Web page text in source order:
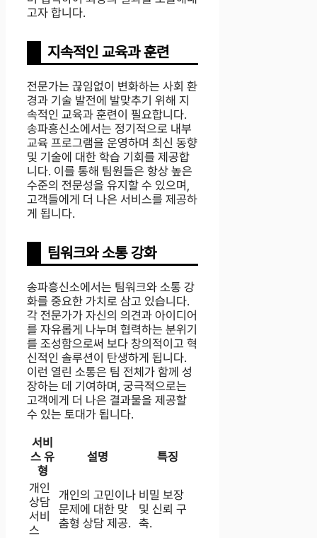
고자 합니다.
지속적인 교육과 훈련
전문가는 끊임없이 변화하는 사회 환
경과 기술 발전에 발맞추기 위해 지
속적인 교육과 훈련이 필요합니다.
송파흥신소에서는 정기적으로 내부
교육 프로그램을 운영하며 최신 동향
및 기술에 대한 학습 기회를 제공합
니다. 이를 통해 팀원들은 항상 높은
수준의 전문성을 유지할 수 있으며,
고객들에게 더 나은 서비스를 제공하
게 됩니다.
팀워크와 소통 강화
송파흥신소에서는 팀워크와 소통 강
화를 중요한 가치로 삼고 있습니다.
각 전문가가 자신의 의견과 아이디어
를 자유롭게 나누며 협력하는 분위기
를 조성함으로써 보다 창의적이고 혁
신적인 솔루션이 탄생하게 됩니다.
이런 열린 소통은 팀 전체가 함께 성
장하는 데 기여하며, 궁극적으로는
고객에게 더 나은 결과물을 제공할
수 있는 토대가 됩니다.
서비
스 유
형
설명 특징
개인
상담
서비
스
개인의 고민이나
문제에 대한 맞
춤형 상담 제공.
비밀 보장
및 신뢰 구
축.